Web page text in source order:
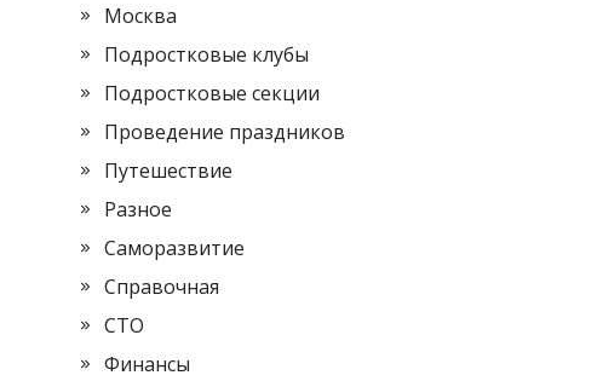
Москва
Подростковые клубы
Подростковые секции
Проведение праздников
Путешествие
Разное
Саморазвитие
Справочная
СТО
Финансы